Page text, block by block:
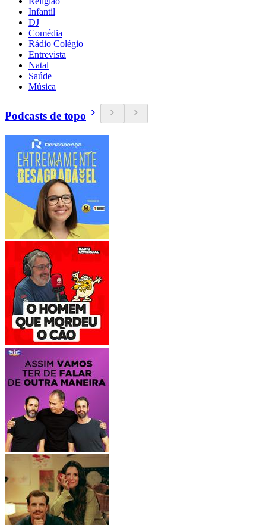
Infantil
DJ
Comédia
Rádio Colégio
Entrevista
Natal
Saúde
Música
Podcasts de topo